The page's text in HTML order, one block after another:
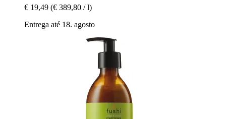
€ 19,49 (€ 389,80 / l)
Entrega até 18. agosto